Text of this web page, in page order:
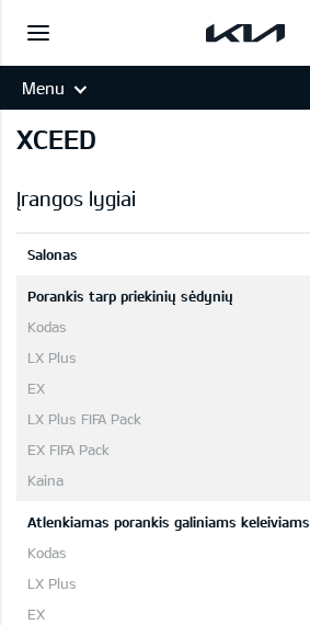
Menu
XCEED
Įrangos lygiai
Salonas
Porankis tarp priekinių sėdynių
Atlenkiamas porankis galiniams keleiviams